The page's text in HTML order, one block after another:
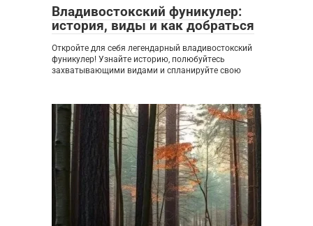
Владивостокский фуникулер:
история, виды и как добраться
Откройте для себя легендарный владивостокский
фуникулер! Узнайте историю, полюбуйтесь
захватывающими видами и спланируйте свою